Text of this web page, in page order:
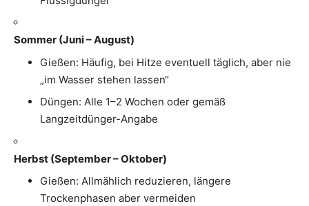
Sommer (Juni – August)
Gießen: Häufig, bei Hitze eventuell täglich, aber nie
„im Wasser stehen lassen“
Düngen: Alle 1–2 Wochen oder gemäß
Langzeitdünger-Angabe
Herbst (September – Oktober)
Gießen: Allmählich reduzieren, längere
Trockenphasen aber vermeiden